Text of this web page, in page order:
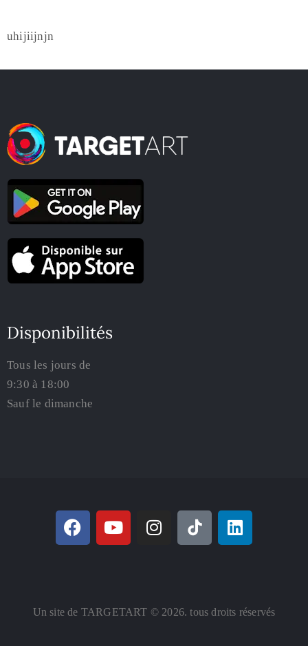
uhijiijnjn
Disponibilités
Tous les jours de
9:30 à 18:00
Sauf le dimanche
Un site de TARGETART © 2026. tous droits réservés